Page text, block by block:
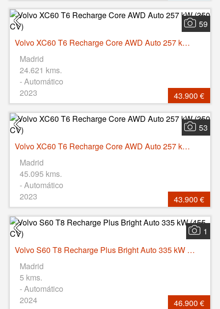
59
Volvo XC60 T6 Recharge Core AWD Auto 257 kW (350 CV)
Madrid
24.621 kms.
- Automático
2023
43.900 €
53
Volvo XC60 T6 Recharge Core AWD Auto 257 kW (350 CV)
Madrid
45.095 kms.
- Automático
2023
43.900 €
1
Volvo S60 T8 Recharge Plus Bright Auto 335 kW (455 CV)
Madrid
5 kms.
- Automático
2024
46.900 €